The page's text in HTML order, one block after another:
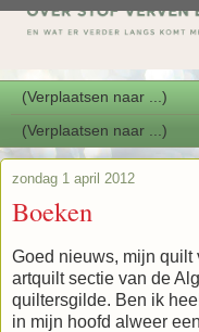
zondag 1 april 2012
Boeken
Goed nieuws, mijn quilt
artquilt sectie van de
quiltersgilde. Ben ik
in mijn hoofd alweer